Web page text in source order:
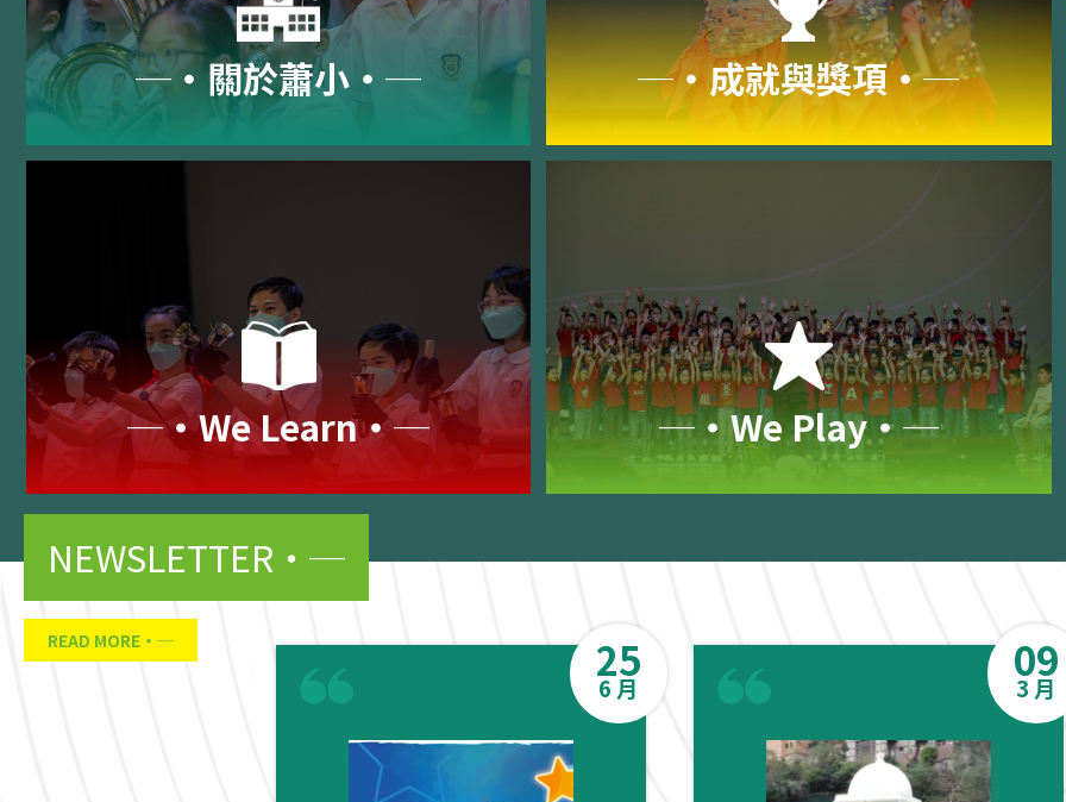
─‧關於蕭小‧─ ─‧成就與獎項‧─
─‧We Learn‧─ ─‧We Play‧─
NEWSLETTER
READ MORE 05 25
6 月 09
3 月